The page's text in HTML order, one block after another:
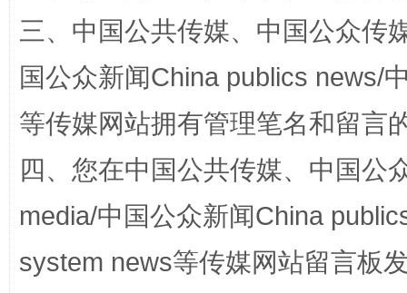
三、中国公共传媒、中国公众传
国公众新闻China publics news/
等传媒网站拥有管理笔名和留言
四、您在中国公共传媒、中国公
media/中国公众新闻China
system news等传媒网站留言板